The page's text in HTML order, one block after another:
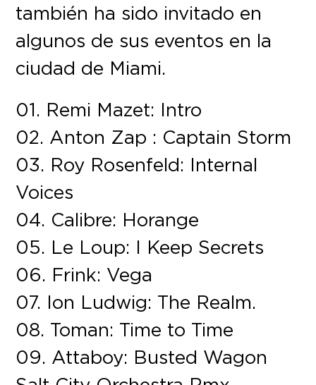
también ha sido invitado en
algunos de sus eventos en la
ciudad de Miami.
01. Remi Mazet: Intro
02. Anton Zap : Captain Storm
03. Roy Rosenfeld: Internal
Voices
04. Calibre: Horange
05. Le Loup: I Keep Secrets
06. Frink: Vega
07. Ion Ludwig: The Realm.
08. Toman: Time to Time
09. Attaboy: Busted Wagon